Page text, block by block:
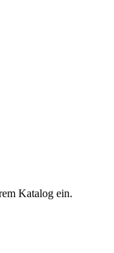
Katalog ein.